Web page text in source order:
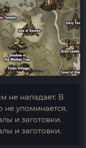
не нападает. В
не упоминается.
и заготовки.
и заготовки.